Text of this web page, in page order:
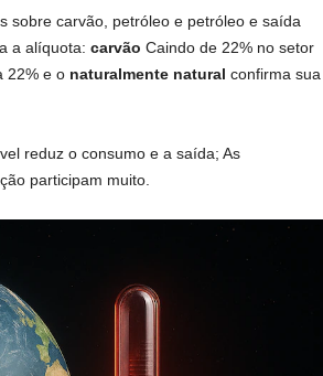
sobre carvão, petróleo e petróleo e saída
a alíquota: carvão Caindo de 22% no setor
22% e o naturalmente natural confirma sua
reduz o consumo e a saída; As
participam muito.